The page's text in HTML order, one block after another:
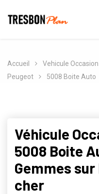
Accueil Vehicule Occasion
Peugeot
5008 Boite Auto
Véhicule
5008 Boite
Gemmes
cher